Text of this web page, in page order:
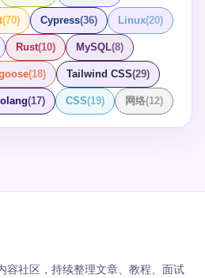
(70) Cypress(36) Linux(20)
Rust(10) MySQL(8)
(18) Tailwind CSS(29)
(17) CSS(19) 网络(12)
容社区，持续整理文章、教程、面试